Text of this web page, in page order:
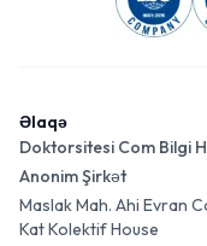
Əlaqə
Doktorsitesi Com Bilgi
Anonim Şirkət
Maslak Mah. Ahi Evran
Kat Kolektif House